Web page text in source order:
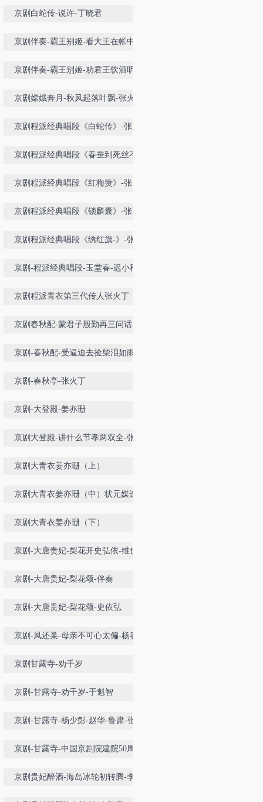
京剧白蛇传-说许-丁晓君
京剧伴奏-霸王别姬-看大王在帐中和
京剧伴奏-霸王别姬-劝君王饮酒听虞
京剧嫦娥奔月-秋风起落叶飘-张火丁
京剧程派经典唱段《白蛇传》-张火
京剧程派经典唱段《春蚕到死丝不
京剧程派经典唱段《红梅赞》-张火
京剧程派经典唱段《锁麟囊》-张火
京剧程派经典唱段《绣红旗-》-张火
京剧-程派经典唱段-玉堂春-迟小秋
京剧程派青衣第三代传人张火丁
京剧春秋配-蒙君子殷勤再三问话-李
京剧-春秋配-受逼迫去捡柴泪如雨下
京剧-春秋亭-张火丁
京剧-大登殿-姜亦珊
京剧大登殿-讲什么节孝两双全-张火
京剧大青衣姜亦珊（上）
京剧大青衣姜亦珊（中）状元媒选
京剧大青衣姜亦珊（下）
京剧-大唐贵妃-梨花开史弘依-维也
京剧-大唐贵妃-梨花颂-伴奏
京剧-大唐贵妃-梨花颂-史依弘
京剧-凤还巢-母亲不可心太偏-杨春
京剧甘露寺-劝千岁
京剧-甘露寺-劝千岁-于魁智
京剧-甘露寺-杨少彭-赵华-鲁肃-张建
京剧-甘露寺-中国京剧院建院50周年
京剧贵妃醉酒-海岛冰轮初转腾-李胜